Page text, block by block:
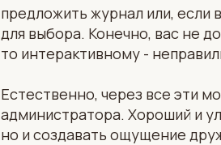
предложить журнал или, если
для выбора. Конечно, вас не
то интерактивному -
Естественно, через все эти
администратора. Хороший и
но и создавать ощущение